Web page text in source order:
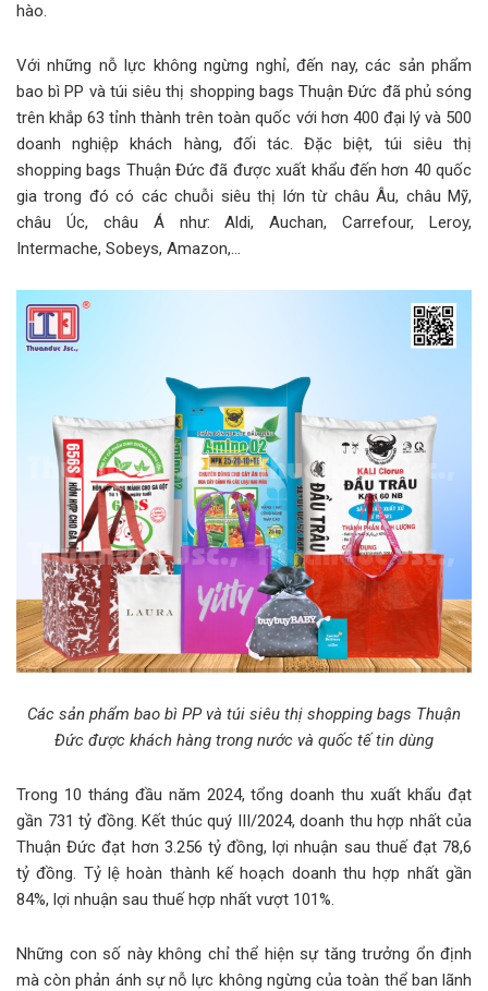
hào.
Với những nỗ lực không ngừng nghỉ, đến nay, các sản phẩm
bao bì PP và túi siêu thị shopping bags Thuận Đức đã phủ sóng
trên khắp 63 tỉnh thành trên toàn quốc với hơn 400 đại lý và 500
doanh nghiệp khách hàng, đối tác. Đặc biệt, túi siêu thị
shopping bags Thuận Đức đã được xuất khẩu đến hơn 40 quốc
gia trong đó có các chuỗi siêu thị lớn từ châu Âu, châu Mỹ,
châu Úc, châu Á như: Aldi, Auchan, Carrefour, Leroy,
Intermache, Sobeys, Amazon,…
Các sản phẩm bao bì PP và túi siêu thị shopping bags Thuận
Đức được khách hàng trong nước và quốc tế tin dùng
Trong 10 tháng đầu năm 2024, tổng doanh thu xuất khẩu đạt
gần 731 tỷ đồng. Kết thúc quý III/2024, doanh thu hợp nhất của
Thuận Đức đạt hơn 3.256 tỷ đồng, lợi nhuận sau thuế đạt 78,6
tỷ đồng. Tỷ lệ hoàn thành kế hoạch doanh thu hợp nhất gần
84%, lợi nhuận sau thuế hợp nhất vượt 101%.
Những con số này không chỉ thể hiện sự tăng trưởng ổn định
mà còn phản ánh sự nỗ lực không ngừng của toàn thể ban lãnh